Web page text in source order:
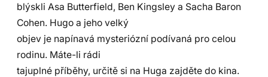
blýskli Asa Butterfield, Ben Kingsley a Sacha Baron
Cohen. Hugo a jeho velký
objev je napínavá mysteriózní podívaná pro celou
rodinu. Máte-li rádi
tajuplné příběhy, určitě si na Huga zajděte do kina.